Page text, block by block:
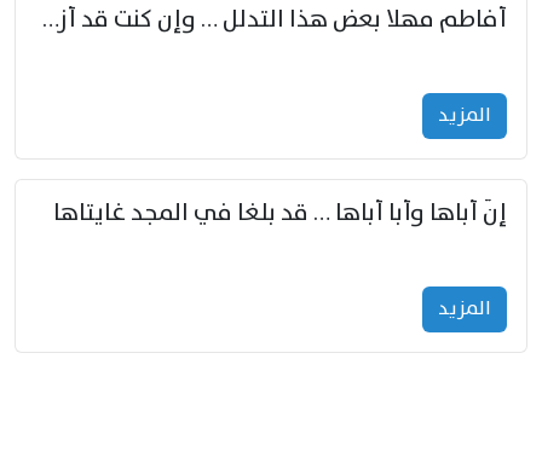
أفاطم مهلا بعض هذا التدلل … وإن كنت قد أزمعت صرمي فأجملي
المزید
إنّ أباها وأبا أباها … قد بلغا في المجد غايتاها
المزید